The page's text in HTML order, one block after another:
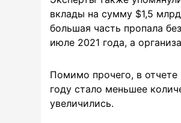
вклады на сумму $1,5
большая часть пропала
июле 2021 года, а
Помимо прочего, в
году стало меньшее
увеличились.